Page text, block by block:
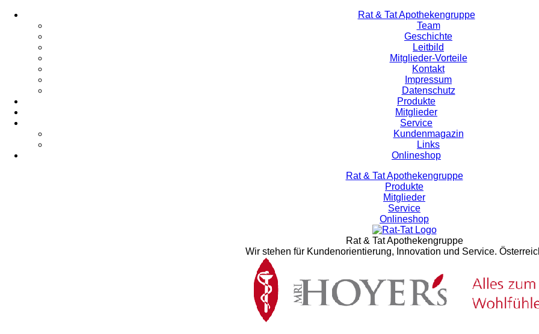
Rat & Tat Apothekengruppe
Team
Geschichte
Leitbild
Mitglieder-Vorteile
Kontakt
Impressum
Datenschutz
Produkte
Mitglieder
Service
Kundenmagazin
Links
Onlineshop
Rat & Tat Apothekengruppe
Produkte
Mitglieder
Service
Onlineshop
Rat & Tat Apothekengruppe
Wir stehen für Kundenorientierung, Innovation und Service.